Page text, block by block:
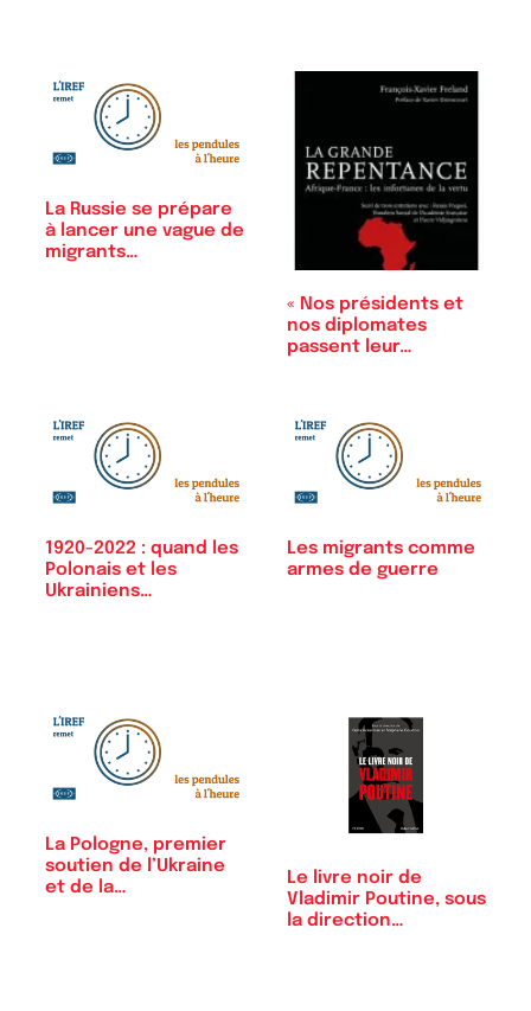
La Russie se prépare
à lancer une vague de
migrants…
« Nos présidents et
nos diplomates
passent leur…
1920-2022 : quand les
Polonais et les
Ukrainiens…
Les migrants comme
armes de guerre
La Pologne, premier
soutien de l’Ukraine
et de la…
Le livre noir de
Vladimir Poutine, sous
la direction…